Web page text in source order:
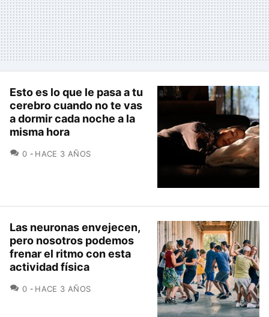
Esto es lo que le pasa a tu
cerebro cuando no te vas
a dormir cada noche a la
misma hora
0 COMENTARIOS
HACE 3 AÑOS
Las neuronas envejecen,
pero nosotros podemos
frenar el ritmo con esta
actividad física
0 COMENTARIOS
HACE 3 AÑOS